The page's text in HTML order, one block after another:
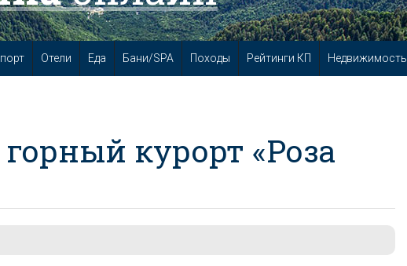
Отели Еда Бани/SPA Походы Рейтинги КП Недвижимость
курорт «Роза